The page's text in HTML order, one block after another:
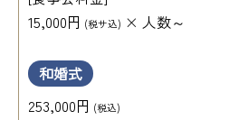
15,000円 (税サ込) × 人数～
和婚式
253,000円 (税込)